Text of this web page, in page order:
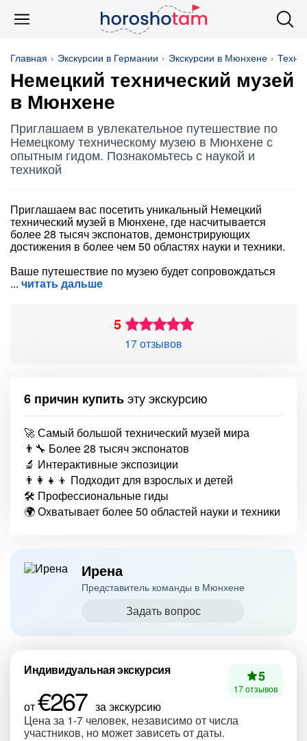
Главная Экскурсии в Германии Экскурсии в Мюнхене
Немецкий технический музей
в Мюнхене
Приглашаем в увлекательное путешествие по
Немецкому техническому музею в Мюнхене с
опытным гидом. Познакомьтесь с наукой и
техникой
Приглашаем вас посетить уникальный Немецкий
технический музей в Мюнхене, где насчитывается
более 28 тысяч экспонатов, демонстрирующих
достижения в более чем 50 областях науки и техники.
Ваше путешествие по музею будет сопровождаться
читать дальше
5
17 отзывов
6 причин купитьэту экскурсию
🚀 Самый большой технический музей мира
👨‍🔧 Более 28 тысяч экспонатов
🔬 Интерактивные экспозиции
👨‍👩‍👧‍👦 Подходит для взрослых и детей
🛠 Профессиональные гиды
🌍 Охватывает более 50 областей науки и техники
Ирена
Представитель команды в Мюнхене
Задать вопрос
Индивидуальная экскурсия
от€267 за экскурсию
Цена за 1-7 человек, независимо от числа
участников, но может зависеть от даты.
5
17 отзывов